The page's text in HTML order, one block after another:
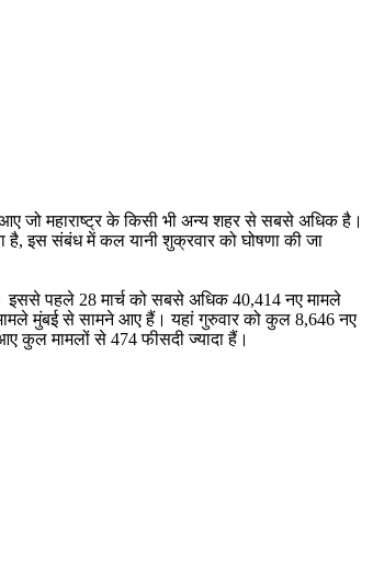
आए जो महाराष्ट्र के किसी भी अन्य शहर से सबसे अधिक है।
है, इस संबंध में कल यानी शुक्रवार को घोषणा की जा
इससे पहले 28 मार्च को सबसे अधिक 40,414 नए मामले
मुंबई से सामने आए हैं। यहां गुरुवार को कुल 8,646 नए
कुल मामलों से 474 फीसदी ज्‍यादा हैं।